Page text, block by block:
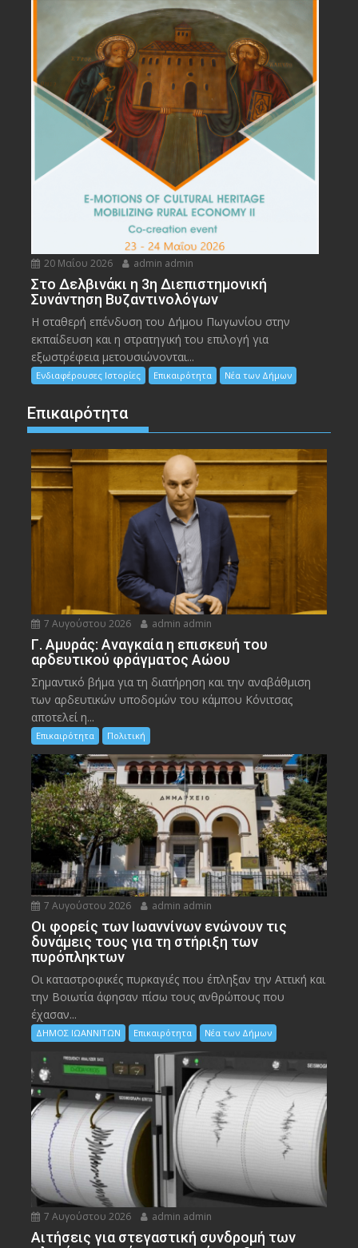
20 Μαΐου 2026 admin admin
Στο Δελβινάκι η 3η Διεπιστημονική
Συνάντηση Βυζαντινολόγων
Η σταθερή επένδυση του Δήμου Πωγωνίου στην
εκπαίδευση και η στρατηγική του επιλογή για
εξωστρέφεια μετουσιώνονται...
Ενδιαφέρουσες Ιστορίες Επικαιρότητα Νέα των Δήμων
Επικαιρότητα
7 Αυγούστου 2026 admin admin
Γ. Αμυράς: Αναγκαία η επισκευή του
αρδευτικού φράγματος Αώου
Σημαντικό βήμα για τη διατήρηση και την αναβάθμιση
των αρδευτικών υποδομών του κάμπου Κόνιτσας
αποτελεί η...
Επικαιρότητα Πολιτική
7 Αυγούστου 2026 admin admin
Οι φορείς των Ιωαννίνων ενώνουν τις
δυνάμεις τους για τη στήριξη των
πυρόπληκτων
Οι καταστροφικές πυρκαγιές που έπληξαν την Αττική και
την Bοιωτία άφησαν πίσω τους ανθρώπους που
έχασαν...
ΔΗΜΟΣ ΙΩΑΝΝΙΤΩΝ Επικαιρότητα Νέα των Δήμων
7 Αυγούστου 2026 admin admin
Αιτήσεις για στεγαστική συνδρομή των